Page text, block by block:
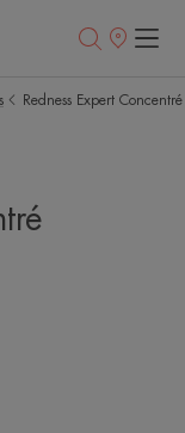
Points
Redness Expert